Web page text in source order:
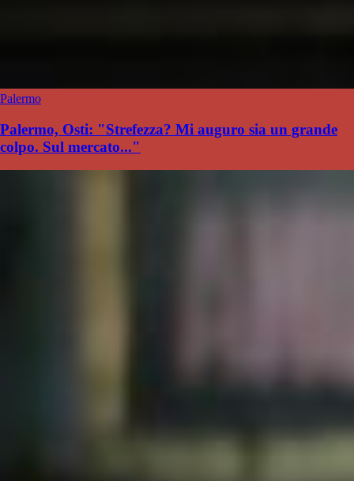
Palermo
Palermo, Osti: "Strefezza? Mi auguro sia un grande
colpo. Sul mercato..."